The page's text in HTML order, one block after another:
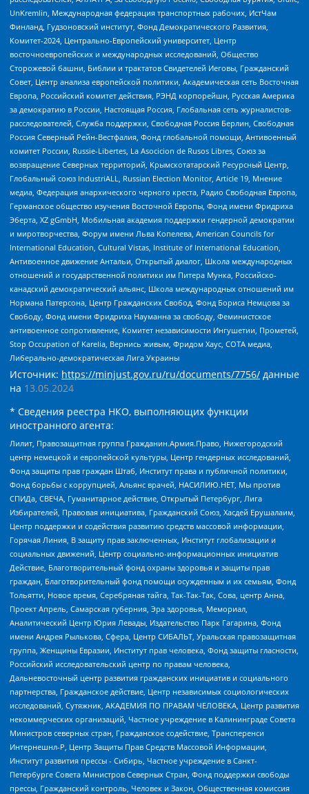
UnKremlin, Международная федерация транспортных рабочих, ИстЧам
Финланд, Гудзоновский институт, Фонд Демократического Развития,
Комитет-2024, Центрально-Европейский университет, Центр
восточноевропейских и международных исследований, Общество
Сторожевой башни, Библии и трактатов Свидетелей Иеговы, Гражданский
Совет, Центр анализа европейской политики, Академическая сеть Восточная
Европа, Российский комитет действия, РЭНД корпорейшн, Русская Америка
за демократию в России, Настоящая Россия, Глобальная сеть журналистов-
расследователей, Служба поддержки, Свободная Россия Берлин, Свободная
Россия Северный Рейн-Вестфалия, Фонд глобальной помощи, Антивоенный
комитет России, Russie-Libertes, La Asocicion de Rusos Libres, Союз за
возвращение Северных территорий, Крымскотатарский Ресурсный Центр,
Глобальный союз IndustriALL, Russian Election Monitor, Article 19, Мнение
медиа, Федерация анархического черного креста, Радио Свободная Европа,
Германское общество изучения Восточной Европы, Фонд имени Фридриха
Эберта, XZ gGmbH, Мобильная академия поддержки гендерной демократии
и миротворчества, Форум имени Льва Копелева, American Councils for
International Education, Cultural Vistas, Institute of International Education,
Антивоенное движение Антальи, Открытый диалог, Школа международных
отношений и государственной политики им Питера Мунка, Российско-
канадский демократический альянс, Школа международных отношений им
Нормана Патерсона, Центр Гражданских Свобод, Фонд Бориса Немцова за
Свободу, Фонд имени Фридриха Науманна за свободу, Феминистское
антивоенное сопротивление, Комитет независимости Ингушетии, Прометей,
Stop Occupation of Karelia, Вернись живым, Фридом Хаус, СОТА медиа,
Либерально-демократическая Лига Украины
Источник: https://minjust.gov.ru/ru/documents/7756/ данные
на 13.05.2024
* Сведения реестра НКО, выполняющих функции
иностранного агента:
Лилит, Правозащитная группа Гражданин.Армия.Право, Нижегородский
центр немецкой и европейской культуры, Центр гендерных исследований,
Фонд защиты прав граждан Штаб, Институт права и публичной политики,
Фонд борьбы с коррупцией, Альянс врачей, НАСИЛИЮ.НЕТ, Мы против
СПИДа, СВЕЧА, Гуманитарное действие, Открытый Петербург, Лига
Избирателей, Правовая инициатива, Гражданский Союз, Хасдей Ерушалаим,
Центр поддержки и содействия развитию средств массовой информации,
Горячая Линия, В защиту прав заключенных, Институт глобализации и
социальных движений, Центр социально-информационных инициатив
Действие, Благотворительный фонд охраны здоровья и защиты прав
граждан, Благотворительный фонд помощи осужденным и их семьям, Фонд
Тольятти, Новое время, Серебряная тайга, Так-Так-Так, Сова, центр Анна,
Проект Апрель, Самарская губерния, Эра здоровья, Мемориал,
Аналитический Центр Юрия Левады, Издательство Парк Гагарина, Фонд
имени Андрея Рылькова, Сфера, Центр СИБАЛЬТ, Уральская правозащитная
группа, Женщины Евразии, Институт прав человека, Фонд защиты гласности,
Российский исследовательский центр по правам человека,
Дальневосточный центр развития гражданских инициатив и социального
партнерства, Гражданское действие, Центр независимых социологических
исследований, Сутяжник, АКАДЕМИЯ ПО ПРАВАМ ЧЕЛОВЕКА, Центр развития
некоммерческих организаций, Частное учреждение в Калининграде Совета
Министров северных стран, Гражданское содействие, Трансперенси
Интернешнл-Р, Центр Защиты Прав Средств Массовой Информации,
Институт развития прессы - Сибирь, Частное учреждение в Санкт-
Петербурге Совета Министров Северных Стран, Фонд поддержки свободы
прессы, Гражданский контроль, Человек и Закон, Общественная комиссия